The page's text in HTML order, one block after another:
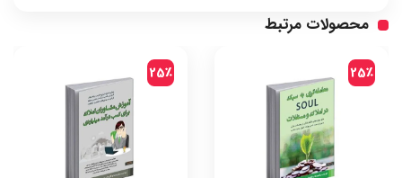
محصولات مرتبط
25٪ 25٪